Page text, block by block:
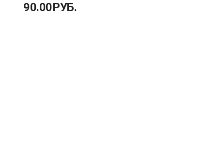
90.00РУБ.